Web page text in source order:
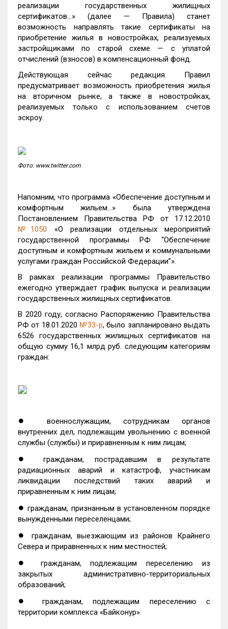
реализации государственных жилищных
сертификатов…» (далее — Правила) станет
возможность направлять такие сертификаты на
приобретение жилья в новостройках, реализуемых
застройщиками по старой схеме — с уплатой
отчислений (взносов) в компенсационный фонд.
Действующая сейчас редакция Правил
предусматривает возможность приобретения жилья
на вторичном рынке, а также в новостройках,
реализуемых только с использованием счетов
эскроу.
Фото: www.twitter.com
Напомним, что программа «Обеспечение доступным и
комфортным жильем…» была утверждена
Постановлением Правительства РФ от 17.12.2010
№1050 «О реализации отдельных мероприятий
государственной программы РФ “Обеспечение
доступным и комфортным жильем и коммунальными
услугами граждан Российской Федерации”».
В рамках реализации программы Правительство
ежегодно утверждает график выпуска и реализации
государственных жилищных сертификатов.
В 2020 году, согласно Распоряжению Правительства
РФ от 18.01.2020 №33-р, было запланировано выдать
6526 государственных жилищных сертификатов на
общую сумму 16,1 млрд руб. следующим категориям
граждан:
●
военнослужащим, сотрудникам органов
внутренних дел, подлежащим увольнению с военной
службы (службы) и приравненным к ним лицам;
●гражданам, пострадавшим в результате
радиационных аварий и катастроф, участникам
ликвидации последствий таких аварий и
приравненным к ним лицам;
●гражданам, признанным в установленном порядке
вынужденными переселенцами;
●
гражданам, выезжающим из районов Крайнего
Севера и приравненных к ним местностей;
●
гражданам, подлежащим переселению из
закрытых административно-территориальных
образований;
●
гражданам, подлежащим переселению с
территории комплекса «Байконур».